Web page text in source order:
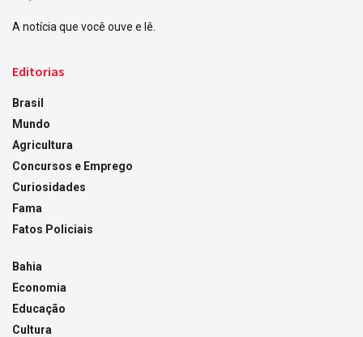
A notícia que você ouve e lê.
Editorias
Brasil
Mundo
Agricultura
Concursos e Emprego
Curiosidades
Fama
Fatos Policiais
Bahia
Economia
Educação
Cultura